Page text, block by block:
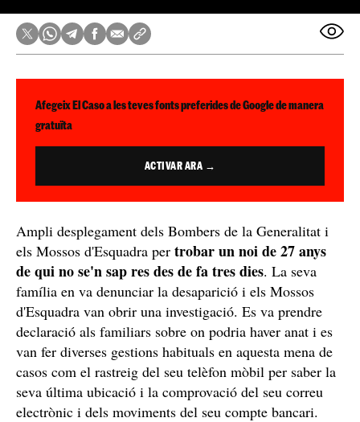
Afegeix El Caso a les teves fonts preferides de Google de manera
gratuïta
ACTIVAR ARA →
Ampli desplegament dels Bombers de la Generalitat i
els Mossos d'Esquadra per trobar un noi de 27 anys
de qui no se'n sap res des de fa tres dies. La seva
família en va denunciar la desaparició i els Mossos
d'Esquadra van obrir una investigació. Es va prendre
declaració als familiars sobre on podria haver anat i es
van fer diverses gestions habituals en aquesta mena de
casos com el rastreig del seu telèfon mòbil per saber la
seva última ubicació i la comprovació del seu correu
electrònic i dels moviments del seu compte bancari.